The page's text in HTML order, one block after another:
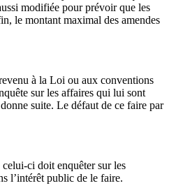
modifiée pour prévoir que les
le montant maximal des amendes
à la Loi ou aux conventions
sur les affaires qui lui sont
suite. Le défaut de ce faire par
ci doit enquêter sur les
l’intérêt public de le faire.